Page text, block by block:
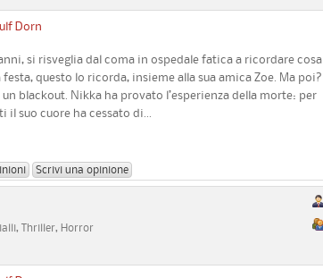
Dorn
si risveglia dal coma in ospedale fatica a ricordare cosa
festa, questo lo ricorda, insieme alla sua amica Zoe. Ma poi?
blackout. Nikka ha provato l’esperienza della morte: per
suo cuore ha cessato di...
Scrivi una opinione
Thriller, Horror